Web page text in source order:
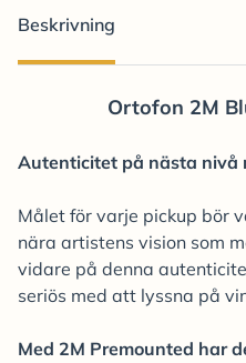
Beskrivning
Ortofon 2M
Autenticitet på nästa nivå
Målet för varje pickup bör
nära artistens vision som
vidare på denna
seriös med att lyssna på
Med 2M Premounted har